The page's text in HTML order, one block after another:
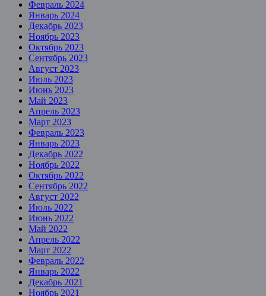
Февраль 2024
Январь 2024
Декабрь 2023
Ноябрь 2023
Октябрь 2023
Сентябрь 2023
Август 2023
Июль 2023
Июнь 2023
Май 2023
Апрель 2023
Март 2023
Февраль 2023
Январь 2023
Декабрь 2022
Ноябрь 2022
Октябрь 2022
Сентябрь 2022
Август 2022
Июль 2022
Июнь 2022
Май 2022
Апрель 2022
Март 2022
Февраль 2022
Январь 2022
Декабрь 2021
Ноябрь 2021